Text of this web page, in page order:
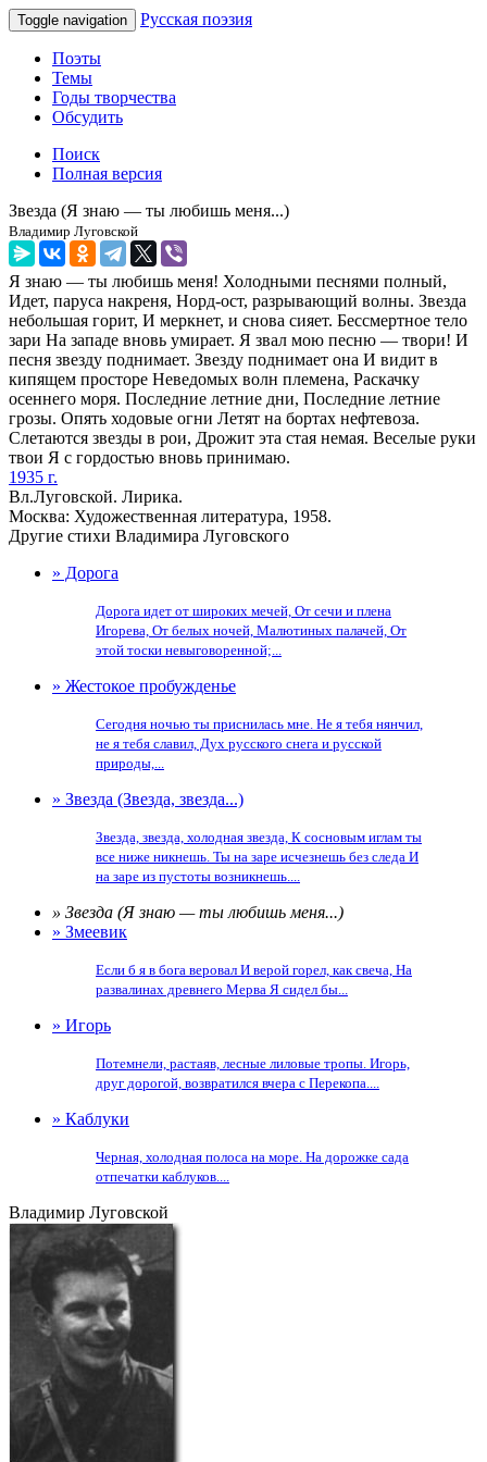
Toggle navigation Русская поэзия
Поэты
Темы
Годы творчества
Обсудить
Поиск
Полная версия
Звезда (Я знаю — ты любишь меня...)
Владимир Луговской
Я знаю — ты любишь меня! Холодными песнями полный,
Идет, паруса накреня, Норд-ост, разрывающий волны. Звезда
небольшая горит, И меркнет, и снова сияет. Бессмертное тело
зари На западе вновь умирает. Я звал мою песню — твори! И
песня звезду поднимает. Звезду поднимает она И видит в
кипящем просторе Неведомых волн племена, Раскачку
осеннего моря. Последние летние дни, Последние летние
грозы. Опять ходовые огни Летят на бортах нефтевоза.
Слетаются звезды в рои, Дрожит эта стая немая. Веселые руки
твои Я с гордостью вновь принимаю.
1935 г.
Вл.Луговской. Лирика.
Москва: Художественная литература, 1958.
Другие стихи Владимира Луговского
» Дорога
Дорога идет от широких мечей, От сечи и плена
Игорева, От белых ночей, Малютиных палачей, От
этой тоски невыговоренной;...
» Жестокое пробужденье
Сегодня ночью ты приснилась мне. Не я тебя нянчил,
не я тебя славил, Дух русского снега и русской
природы,...
» Звезда (Звезда, звезда...)
Звезда, звезда, холодная звезда, К сосновым иглам ты
все ниже никнешь. Ты на заре исчезнешь без следа И
на заре из пустоты возникнешь....
» Звезда (Я знаю — ты любишь меня...)
» Змеевик
Если б я в бога веровал И верой горел, как свеча, На
развалинах древнего Мерва Я сидел бы...
» Игорь
Потемнели, растаяв, лесные лиловые тропы. Игорь,
друг дорогой, возвратился вчера с Перекопа....
» Каблуки
Черная, холодная полоса на море. На дорожке сада
отпечатки каблуков....
Владимир Луговской